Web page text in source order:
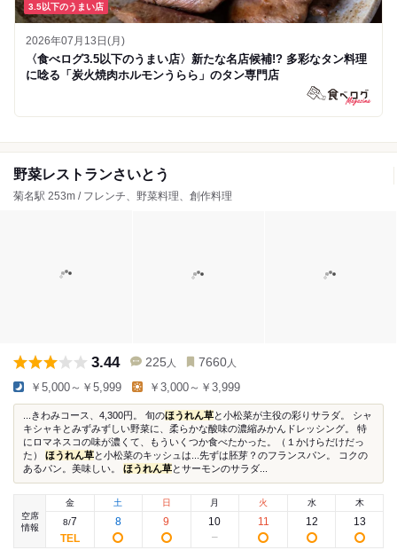
3.5以下のうまい店
2026年07月13日(月)
〈食べログ3.5以下のうまい店〉新たな名店候補!? 多彩なタン料理
に唸る「炭火焼肉ホルモンうらら」のタン専門店
野菜レストランさいとう
菊名駅 253m / フレンチ、野菜料理、創作料理
3.44 225 人 7660 人
￥5,000～￥5,999 ￥3,000～￥3,999
...きわみコース、4,300円。 旬のほうれん草と小松菜が主役の彩りサラダ。 シャ
キシャキとみずみずしい野菜に、柔らかな酸味の濃縮みかんドレッシング。 特
にロマネスコの味が濃くて、もういくつか食べたかった。（１かけらだけだっ
た） ほうれん草と小松菜のキッシュは...先ずは胚芽？のフランスパン。 コクの
あるパン。美味しい。 ほうれん草とサーモンのサラダ...
空席
情報
金
8/7
土
8
日
9
月
10
火
11
水
12
木
13